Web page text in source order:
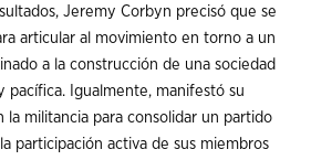
Jeremy Corbyn precisó que se
articular al movimiento en torno a un
a la construcción de una sociedad
pacífica. Igualmente, manifestó su
la militancia para consolidar un partido
participación activa de sus miembros